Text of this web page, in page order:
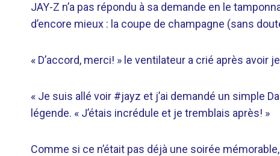
JAY-Z n’a pas répondu à sa demande en le
d’encore mieux : la coupe de champagne (sans
« D’accord, merci! » le ventilateur a crié après avoir
« Je suis allé voir #jayz et j’ai demandé un simple
légende. « J’étais incrédule et je tremblais après! »
Comme si ce n’était pas déjà une soirée